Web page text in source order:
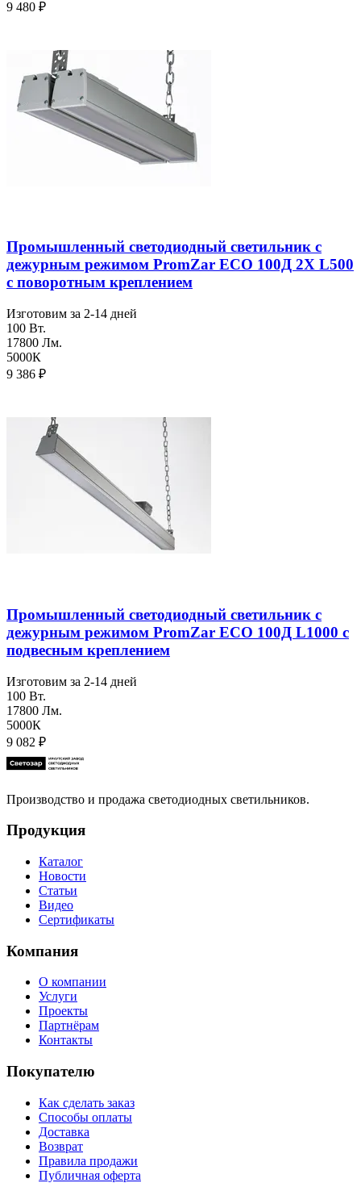
9 480 ₽
Промышленный светодиодный светильник с
дежурным режимом PromZar ECO 100Д 2Х L500
с поворотным креплением
Изготовим за 2-14 дней
100 Вт.
17800 Лм.
5000К
9 386 ₽
Промышленный светодиодный светильник с
дежурным режимом PromZar ECO 100Д L1000 с
подвесным креплением
Изготовим за 2-14 дней
100 Вт.
17800 Лм.
5000К
9 082 ₽
Производство и продажа светодиодных светильников.
Продукция
Каталог
Новости
Статьи
Видео
Сертификаты
Компания
О компании
Услуги
Проекты
Партнёрам
Контакты
Покупателю
Как сделать заказ
Способы оплаты
Доставка
Возврат
Правила продажи
Публичная оферта